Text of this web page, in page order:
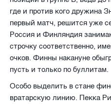
где и против кого дружина
первый матч, решится уже
Россия и Финляндия
строчку соответственно,
очков. Финны накануне
пусть и только по буллитам.
Особо выделить в стане
вратарскую линию. Пекка